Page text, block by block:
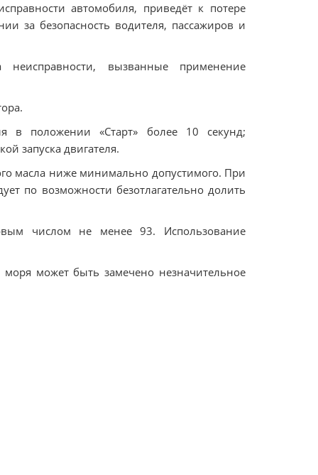
автомобиля, приведёт к потере
за безопасность водителя, пассажиров и
неисправности, вызванные применение
в положении «Старт» более 10 секунд;
запуска двигателя.
масла ниже минимально допустимого. При
по возможности безотлагательно долить
числом не менее 93. Использование
может быть замечено незначительное